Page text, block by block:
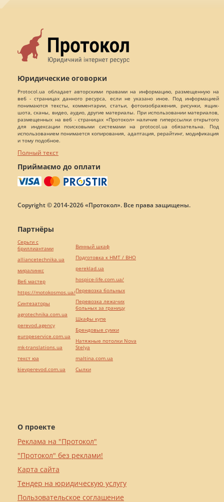
Юридические оговорки
Protocol.ua обладает авторскими правами на информацию, размещенную на
веб - страницах данного ресурса, если не указано иное. Под информацией
понимаются тексты, комментарии, статьи, фотоизображения, рисунки, ящик-
шота, сканы, видео, аудио, другие материалы. При использовании материалов,
размещенных на веб - страницах «Протокол» наличие гиперссылки открытого
для индексации поисковыми системами на protocol.ua обязательна. Под
использованием понимается копирования, адаптация, рерайтинг, модификация
и тому подобное.
Полный текст
Приймаємо до оплати
Copyright © 2014-2026 «Протокол». Все права защищены.
О проекте
Реклама на "Протокол"
"Протокол" без реклами!
Карта сайта
Тендер на юридическую услугу
Пользовательское соглашение
Партнёры
Серьги с
бриллиантами
alliancetechnika.ua
миралинкс
Веб мастер
https://motokosmos.ua/
Синтезаторы
agrotechnika.com.ua
perevod.agency
europeservice.com.ua
mk-translations.ua
текст юа
kievperevod.com.ua
Винный шкаф
Подготовка к НМТ / ВНО
pereklad.ua
hospice-life.com.ua/
Перевозка больных
Перевозка лежачих
больных за границу
Шкафы купе
Брендовые сумки
Натяжные потолки Nova
Stelya
maltina.com.ua
Cылки